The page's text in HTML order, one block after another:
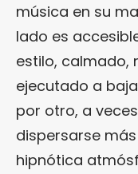
música en su
lado es
estilo, calmado,
ejecutado a
por otro, a
dispersarse
hipnótica